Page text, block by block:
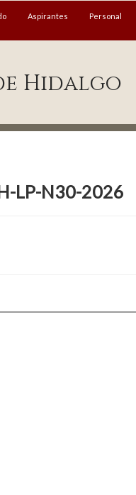
Aspirantes Personal
Hidalgo
LP-N30-2026